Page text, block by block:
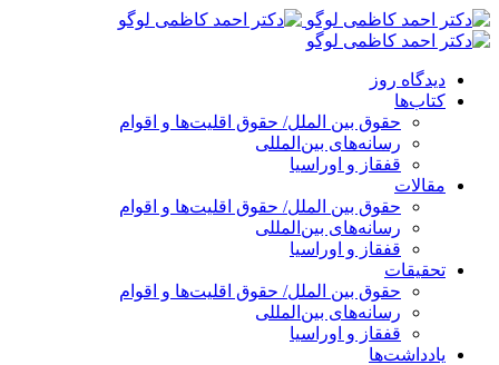
پرش
به
دیدگاه روز
کتاب‌ها
حقوق بین الملل/ حقوق اقلیت‌ها و اقوام
رسانه‌های بین‌المللی
قفقاز و اوراسیا
مقالات
حقوق بین الملل/ حقوق اقلیت‌ها و اقوام
رسانه‌های بین‌المللی
قفقاز و اوراسیا
تحقیقات
حقوق بین الملل/ حقوق اقلیت‌ها و اقوام
رسانه‌های بین‌المللی
قفقاز و اوراسیا
یادداشت‌ها